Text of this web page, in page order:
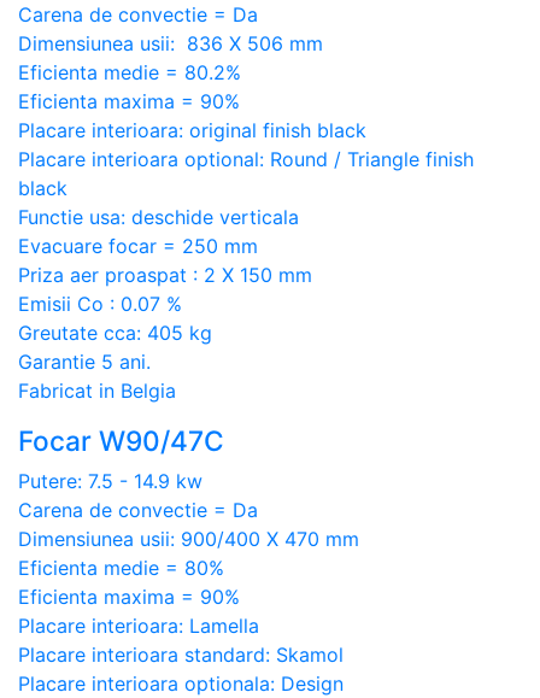
Carena de convectie = Da
Dimensiunea usii: 836 X 506 mm
Eficienta medie = 80.2%
Eficienta maxima = 90%
Placare interioara: original finish black
Placare interioara optional: Round / Triangle finish
black
Functie usa: deschide verticala
Evacuare focar = 250 mm
Priza aer proaspat : 2 X 150 mm
Emisii Co : 0.07 %
Greutate cca: 405 kg
Garantie 5 ani.
Fabricat in Belgia
Focar W90/47C
Putere: 7.5 - 14.9 kw
Carena de convectie = Da
Dimensiunea usii: 900/400 X 470 mm
Eficienta medie = 80%
Eficienta maxima = 90%
Placare interioara: Lamella
Placare interioara standard: Skamol
Placare interioara optionala: Design